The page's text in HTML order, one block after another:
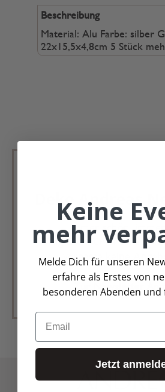
Beschreibung
Material: Alu Farbe: silber
22x15,5x4,8cm 5 Stück
Deko Andreas
Immer schön, immer
Trag Dich für unseren
verpasse keine
Zur Newsletter
Keine
mehr
Melde Dich für unseren
erfahre als Erstes von
besonderen Abenden und
Email
Jetzt